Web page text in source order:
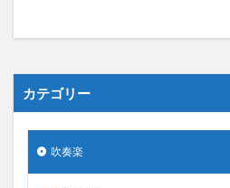
カテゴリー
吹奏楽